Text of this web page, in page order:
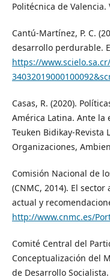
Politécnica de Valencia.
Cantú-Martínez, P. C.
desarrollo perdurable.
https://
Casas, R. (2020).
América Latina. Ante la
Teuken Bidikay-
Organizaciones,
Comisión Nacional de
(CNMC, 2014). El
actual y
http://www.cnmc.es/
Comité Central del
Conceptualización del
de Desarrollo